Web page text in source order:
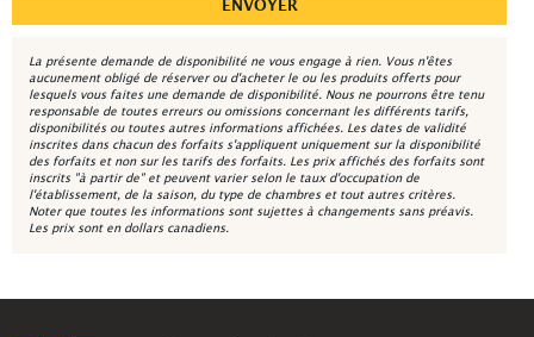
La présente demande de disponibilité ne vous engage à rien. Vous n'êtes
aucunement obligé de réserver ou d'acheter le ou les produits offerts pour
lesquels vous faites une demande de disponibilité. Nous ne pourrons être tenu
responsable de toutes erreurs ou omissions concernant les différents tarifs,
disponibilités ou toutes autres informations affichées. Les dates de validité
inscrites dans chacun des forfaits s'appliquent uniquement sur la disponibilité
des forfaits et non sur les tarifs des forfaits. Les prix affichés des forfaits sont
inscrits "à partir de" et peuvent varier selon le taux d'occupation de
l'établissement, de la saison, du type de chambres et tout autres critères.
Noter que toutes les informations sont sujettes à changements sans préavis.
Les prix sont en dollars canadiens.